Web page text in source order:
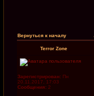
Вернуться к началу
Terror Zone
Зарегистрирован: Пн
20.11.2017, 17:03
Сообщения: 2